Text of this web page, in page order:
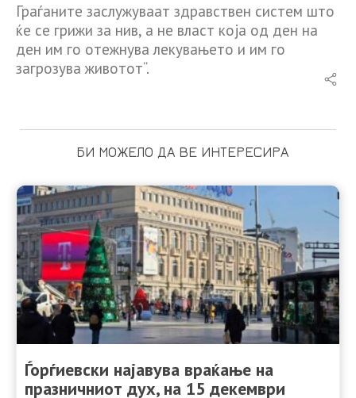
Граѓаните заслужуваат здравствен систем што
ќе се грижи за нив, а не власт која од ден на
ден им го отежнува лекувањето и им го
загрозува животот“.
БИ МОЖЕЛО ДА ВЕ ИНТЕРЕСИРА
Ѓорѓиевски најавува враќање на
празничниот дух, на 15 декември